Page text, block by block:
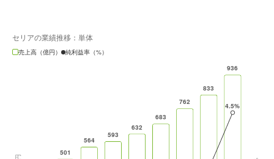
セリアの業績推移：単体
売上高（億円）
純利益率（%）